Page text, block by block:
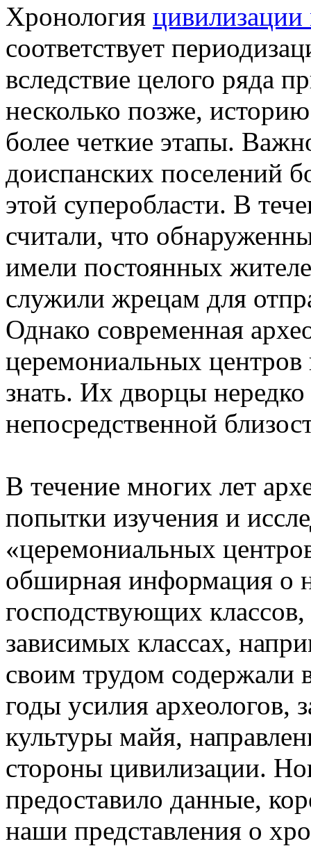
Хронология цивилизации
соответствует
вследствие целого ряда
несколько позже,
более четкие этапы.
доиспанских поселений
этой суперобласти. В
считали, что
имели постоянных
служили жрецам для
Однако современная
церемониальных
знать. Их дворцы
непосредственной
В течение многих лет
попытки изучения и
«церемониальных
обширная информация о
господствующих
зависимых классах,
своим трудом содержали
годы усилия
культуры майя,
стороны цивилизации.
предоставило данные,
наши представления о